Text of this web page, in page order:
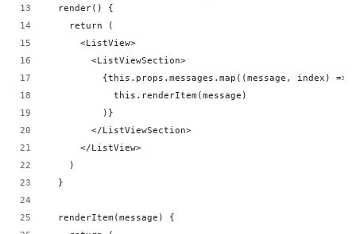
  render() {
    return (
      <ListView>
        <ListViewSection>
          {this.props.messages.map((message, index) =>
            this.renderItem(message)
          )}
        </ListViewSection>
      </ListView>
    )
  }
  renderItem(message) {